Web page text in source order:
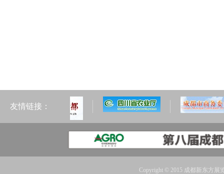
友情链接：
Copyright © 2015 成都新东方展